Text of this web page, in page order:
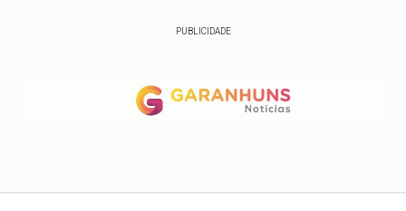
PUBLICIDADE